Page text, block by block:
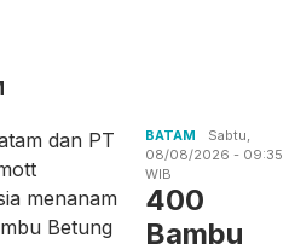
BATAM
Sabtu,
08/08/2026 - 09:35
WIB
400
Bambu